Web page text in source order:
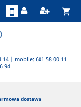
shopping_cart
14 | mobile: 601 58 00 11
94
dostawa